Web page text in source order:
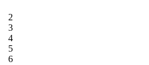
2
3
4
5
6